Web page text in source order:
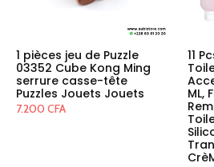
1 pièces jeu de Puzzle
03352 Cube Kong Ming
serrure casse-tête
Puzzles Jouets Jouets
7.200 CFA
11
ML,